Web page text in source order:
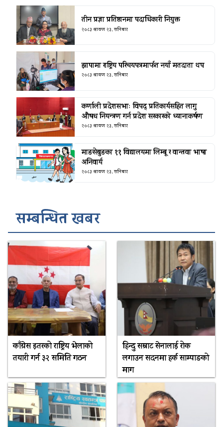
तीन प्रज्ञा प्रतिष्ठानमा पदाधिकारी नियुक्त
२०८३ श्रावण २३, शनिबार
झापामा राष्ट्रिय परिचयपत्रमार्फत नयाँ मतदाता थप
२०८३ श्रावण २३, शनिबार
कर्णाली प्रदेशसभाः विपद् प्रतिकार्यसहित लागु
औषध नियन्त्रण गर्न प्रदेश सरकारको ध्यानाकर्षण
२०८३ श्रावण २३, शनिबार
माङसेबुङका ११ विद्यालयमा लिम्बू र वान्तवा भाषा
अनिवार्य
२०८३ श्रावण २३, शनिबार
सम्बन्धित खबर
काँग्रेस इतरको राष्ट्रिय भेलाको
तयारी गर्न ३२ समिति गठन
हिन्दु सम्राट सेनालाई रोक
लगाउन सदनमा हर्क साम्पाङको
माग